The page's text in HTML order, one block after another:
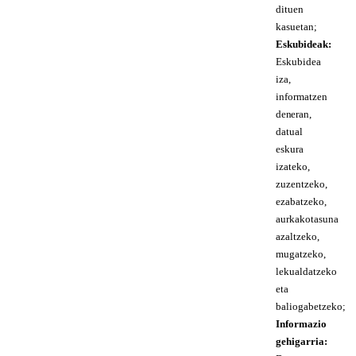
dituen
kasuetan;
Eskubideak:
Eskubidea
iza,
informatzen
den eran,
datual
eskura
izateko,
zuzentzeko,
ezabatzeko,
aurkakotasuna
azaltzeko,
mugatzeko,
lekualdatzeko
eta
baliogabetzeko;
Informazio
gehigarria: